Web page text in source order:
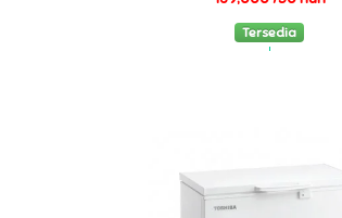
Tersedia